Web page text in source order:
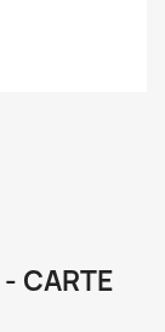
CARTE